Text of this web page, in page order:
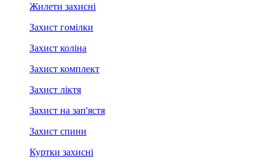
Жилети захисні
Захист гомілки
Захист коліна
Захист комплект
Захист ліктя
Захист на зап'ястя
Захист спини
Куртки захисні